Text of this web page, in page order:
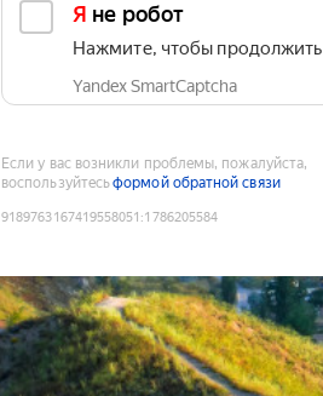
Я не робот
Нажмите, чтобы продолжить
Yandex SmartCaptcha
Если у вас возникли проблемы, пожалуйста,
воспользуйтесьформой обратной связи
9189763167419558051 :1786205584